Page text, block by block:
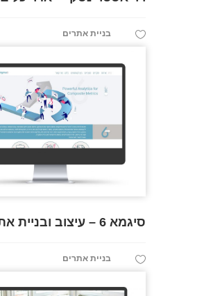
בניית אתרים
סיגמא 6 – עיצוב ובניית אתר
בניית אתרים